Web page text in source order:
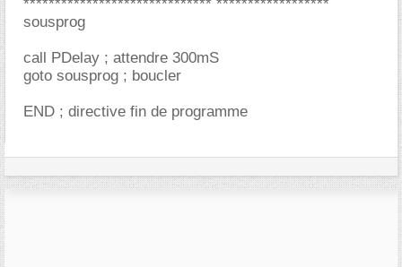
****************************** ******************
sousprog
call PDelay ; attendre 300mS
goto sousprog ; boucler
END ; directive fin de programme